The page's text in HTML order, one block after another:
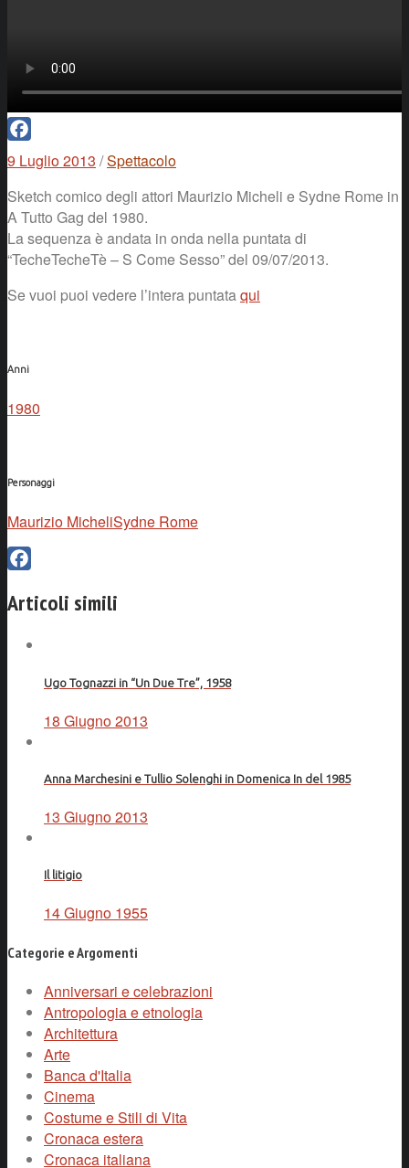
Facebook
9 Luglio 2013 /Spettacolo
Sketch comico degli attori Maurizio Micheli e Sydne Rome in
A Tutto Gag del 1980.
La sequenza è andata in onda nella puntata di
“TecheTecheTè – S Come Sesso” del 09/07/2013.
Se vuoi puoi vedere l’intera puntataqui
Anni
1980
Personaggi
Maurizio MicheliSydne Rome
Articoli simili
Ugo Tognazzi in “Un Due Tre”, 1958
18 Giugno 2013
Anna Marchesini e Tullio Solenghi in Domenica In del 1985
13 Giugno 2013
Il litigio
14 Giugno 1955
Categorie e Argomenti
Anniversari e celebrazioni
Antropologia e etnologia
Architettura
Arte
Banca d'Italia
Cinema
Costume e Stili di Vita
Cronaca estera
Cronaca italiana